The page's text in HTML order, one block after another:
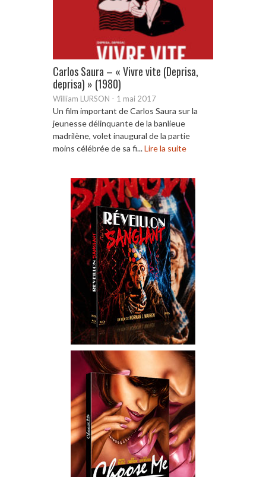
Carlos Saura – « Vivre vite (Deprisa,
deprisa) » (1980)
William LURSON - 1 mai 2017
Un film important de Carlos Saura sur la
jeunesse délinquante de la banlieue
madrilène, volet inaugural de la partie
moins célébrée de sa fi...Lire la suite